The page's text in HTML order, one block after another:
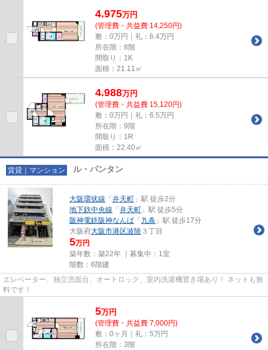
4.975万円
(管理費・共益費 14,250円)
敷：0万円｜礼：6.4万円
所在階：8階
間取り：1K
面積：21.11㎡
4.988万円
(管理費・共益費 15,120円)
敷：0万円｜礼：6.5万円
所在階：9階
間取り：1R
面積：22.40㎡
賃貸｜マンション ル・パンタン
大阪環状線 「 弁天町 」駅 徒歩2分
地下鉄中央線 「 弁天町 」駅 徒歩5分
阪神電鉄阪神なんば 「 九条 」駅 徒歩17分
大阪府大阪市港区波除 ３丁目
5万円
築年数：築22年 ｜募集中： 1室
階数：6階建
エレベーター、独立洗面台、オートロック、室内洗濯機置き場あり！ ネットも無
料です！
5万円
(管理費・共益費 7,000円)
敷：0ヶ月｜礼：5万円
所在階：3階